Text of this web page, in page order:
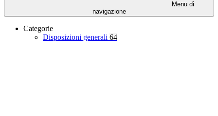
Menu di
navigazione
Categorie
Disposizioni generali 64